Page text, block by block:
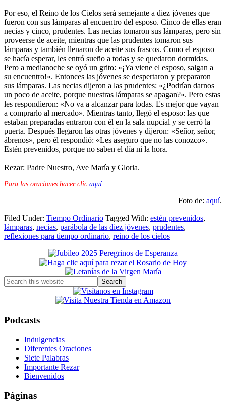
Por eso, el Reino de los Cielos será semejante a diez jóvenes que
fueron con sus lámparas al encuentro del esposo. Cinco de ellas eran
necias y cinco, prudentes. Las necias tomaron sus lámparas, pero sin
proveerse de aceite, mientras que las prudentes tomaron sus
lámparas y también llenaron de aceite sus frascos. Como el esposo
se hacía esperar, les entró sueño a todas y se quedaron dormidas.
Pero a medianoche se oyó un grito: «¡Ya viene el esposo, salgan a
su encuentro!». Entonces las jóvenes se despertaron y prepararon
sus lámparas. Las necias dijeron a las prudentes: «¿Podrían darnos
un poco de aceite, porque nuestras lámparas se apagan?». Pero estas
les respondieron: «No va a alcanzar para todas. Es mejor que vayan
a comprarlo al mercado». Mientras tanto, llegó el esposo: las que
estaban preparadas entraron con él en la sala nupcial y se cerró la
puerta. Después llegaron las otras jóvenes y dijeron: «Señor, señor,
ábrenos», pero él respondió: «Les aseguro que no las conozco».
Estén prevenidos, porque no saben el día ni la hora.
Rezar: Padre Nuestro, Ave María y Gloria.
Para las oraciones hacer clic aquí.
Foto de: aquí.
Filed Under: Tiempo Ordinario Tagged With: estén prevenidos,
lámparas, necias, parábola de las diez jóvenes, prudentes,
reflexiones para tiempo ordinario, reino de los cielos
Primary
Sidebar
Search
this
Podcasts
Indulgencias
Diferentes Oraciones
Siete Palabras
Importante Rezar
Bienvenidos
Páginas